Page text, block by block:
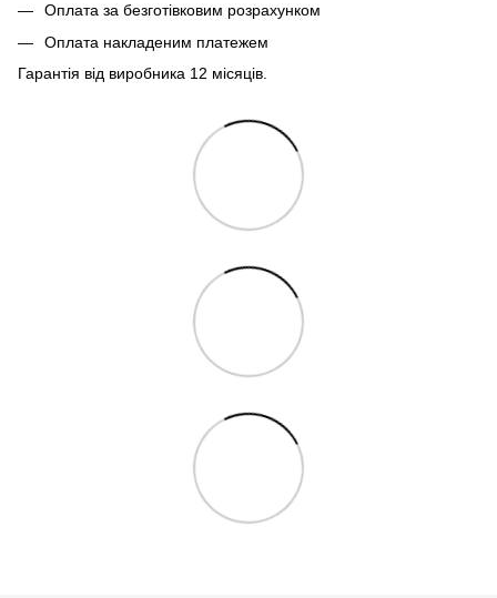
Оплата за безготівковим розрахунком
Оплата накладеним платежем
Гарантія від виробника 12 місяців.